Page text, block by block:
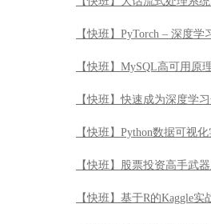
【快班】PyTorch – 深度
【快班】MySQL高可用原
【快班】快速成为深度学
【快班】Python数据可视
【快班】股票投资高手武
【快班】基于R的Kaggle实